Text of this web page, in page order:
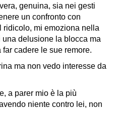
genuina, sia nei gesti
un confronto con
mi emoziona nella
delusione la blocca ma
cadere le sue remore.
ma non vedo interesse da
a parer mio è la più
niente contro lei, non